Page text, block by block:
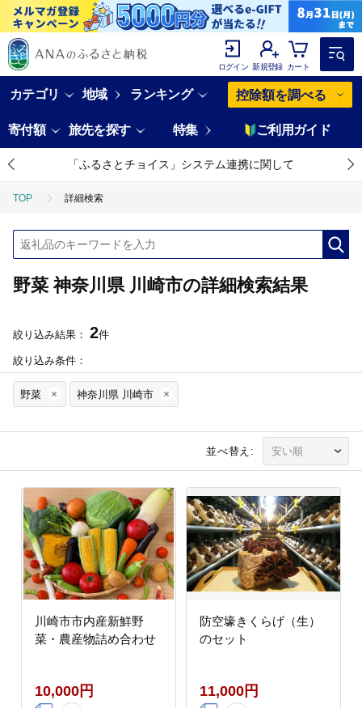
ログイン 新規登録 カート
カテゴリ 地域 ランキング 控除額を調べる
寄付額 旅先を探す 特集 ご利用ガイド
「ふるさとチョイス」システム連携に関して
TOP 詳細検索
野菜 神奈川県 川崎市の詳細検索結果
絞り込み結果： 2件
絞り込み条件：
野菜 神奈川県 川崎市
並べ替え:
川崎市市内産新鮮野
菜・農産物詰め合わせ
10,000円
防空壕きくらげ（生）
のセット
11,000円